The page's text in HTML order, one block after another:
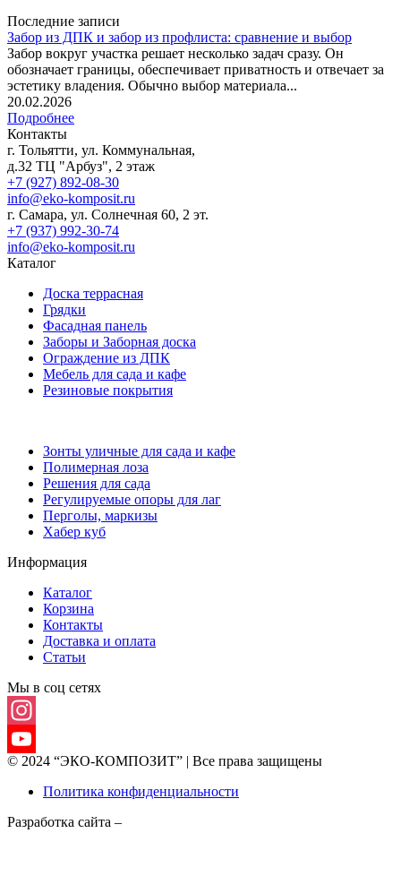
Последние записи
Забор из ДПК и забор из профлиста: сравнение и выбор
Забор вокруг участка решает несколько задач сразу. Он
обозначает границы, обеспечивает приватность и отвечает за
эстетику владения. Обычно выбор материала...
20.02.2026
Подробнее
Контакты
г. Тольятти, ул. Коммунальная,
д.32 ТЦ "Арбуз", 2 этаж
+7 (927) 892-08-30
info@eko-komposit.ru
г. Самара, ул. Солнечная 60, 2 эт.
+7 (937) 992-30-74
info@eko-komposit.ru
Каталог
Доска террасная
Грядки
Фасадная панель
Заборы и Заборная доска
Ограждение из ДПК
Мебель для сада и кафе
Резиновые покрытия
Зонты уличные для сада и кафе
Полимерная лоза
Решения для сада
Регулируемые опоры для лаг
Перголы, маркизы
Хабер куб
Информация
Каталог
Корзина
Контакты
Доставка и оплата
Статьи
Мы в соц сетях
Instagram
YouTube
Channel
© 2024 “ЭКО-КОМПОЗИТ” | Все права защищены
Политика конфиденциальности
Разработка сайта –